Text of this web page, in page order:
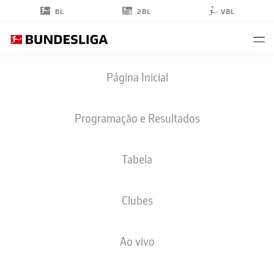
BL 2BL VBL
Página Inicial
Programação e Resultados
Tabela
Clubes
Ao vivo